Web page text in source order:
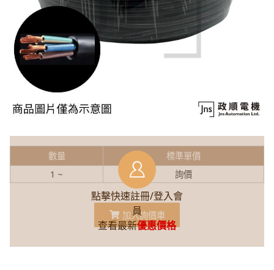
點擊快速註冊/登入會
員
查看最新優惠價格
數量
標準單價
1 ~
詢價
加入詢價車